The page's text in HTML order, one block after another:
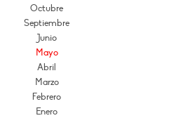
Octubre
Septiembre
Junio
Mayo
Abril
Marzo
Febrero
Enero